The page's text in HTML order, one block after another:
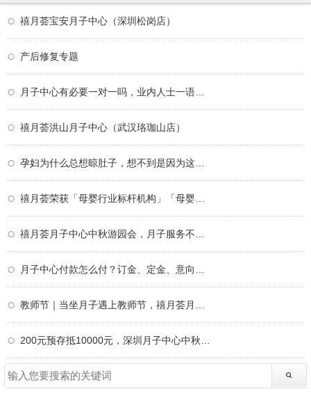
禧月荟宝安月子中心（深圳松岗店）
产后修复专题
月子中心有必要一对一吗，业内人士一语道破
禧月荟洪山月子中心（武汉珞珈山店）
孕妇为什么总想晾肚子，想不到是因为这个！
禧月荟荣获「母婴行业标杆机构」「母婴行业
禧月荟月子中心中秋游园会，月子服务不仅仅
月子中心付款怎么付？订金、定金、意向金、
教师节｜当坐月子遇上教师节，禧月荟月子中
200元预存抵10000元，深圳月子中心中秋限定